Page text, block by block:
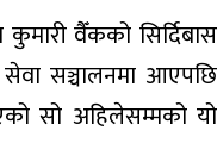
वैँकको सिर्दिबास
सञ्चालनमा आएपछि
सो अहिलेसम्मको यो